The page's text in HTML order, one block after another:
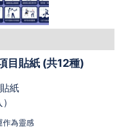
目貼紙 (共12種)
紙
為靈感